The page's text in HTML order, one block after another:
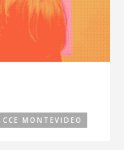
CCE MONTEVIDEO